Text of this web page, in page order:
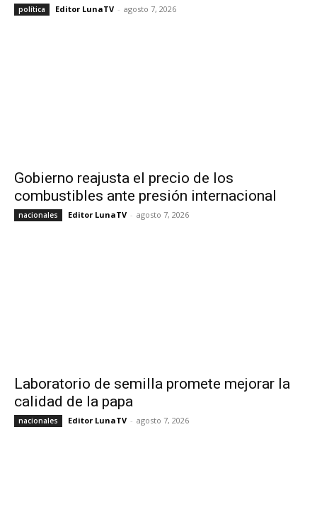
política Editor LunaTV - agosto 7, 2026
Gobierno reajusta el precio de los
combustibles ante presión internacional
nacionales Editor LunaTV - agosto 7, 2026
Laboratorio de semilla promete mejorar la
calidad de la papa
nacionales Editor LunaTV - agosto 7, 2026